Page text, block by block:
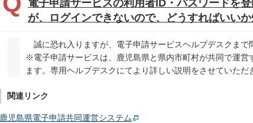
電子申請サービスの利用者ID・パスワードを
が、ログインできないので、どうすればいいか
誠に恐れ入りますが、電子申請サービスヘルプデスクまで
※電子申請サービスは、鹿児島県と県内市町村が共同で運
ます。専用ヘルプデスクにてより詳しい説明をさせていただ
関連リンク
鹿児島県電子申請共同運営システム